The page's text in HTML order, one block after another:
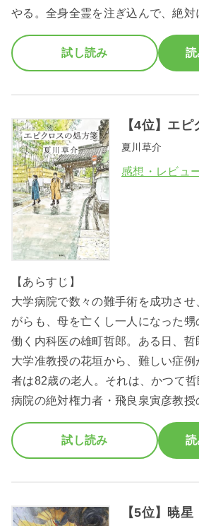
やる。全身全霊を注ぎ込んで、絶対
試し読み
【4位】エ
夏川草介
感想・レビュ
【あらすじ】
大学病院で数々の難手術を成功さ
がらも、母を亡くし一人になった
働く内科医の雄町哲郎。ある日、
大学准教授の花垣から、難しい症
者は82歳の老人。それは、かつて
病院の絶対権力者・飛良泉寅彦教授
試し読み
【5位】暁星